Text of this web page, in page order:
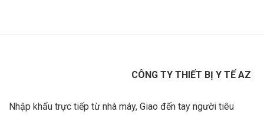
CÔNG TY THIẾT BỊ Y TẾ AZ
Nhập khẩu trực tiếp từ nhà máy, Giao đến tay người tiêu